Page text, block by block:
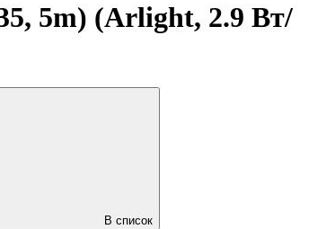
5m) (Arlight, 2.9 Вт/
В список